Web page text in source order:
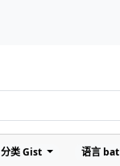
分类Gist 语言 bat